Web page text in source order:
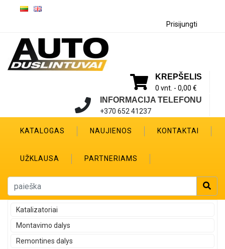
Prisijungti
KREPŠELIS
0 vnt. - 0,00 €
INFORMACIJA TELEFONU
+370 652 41237
KATALOGAS NAUJIENOS KONTAKTAI
UŽKLAUSA PARTNERIAMS
Katalizatoriai
Montavimo dalys
Remontines dalys